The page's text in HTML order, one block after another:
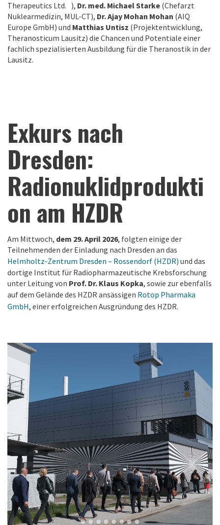
Therapeutics Ltd. ), Dr. med. Michael Starke (Chefarzt
Nuklearmedizin, MUL-CT), Dr. Ajay Mohan Mohan (AIQ
Europe GmbH) und Matthias Untisz (Projektentwicklung,
Theranosticum Lausitz) die Chancen und Potentiale einer
fachlich spezialisierten Ausbildung für die Theranostik in der
Lausitz.
Exkurs nach
Dresden:
Radionuklidprodukti
on am HZDR
Am Mittwoch, dem 29. April 2026, folgten einige der
Teilnehmenden der Einladung nach Dresden an das
Helmholtz-Zentrum Dresden – Rossendorf (HZDR) und das
dortige Institut für Radiopharmazeutische Krebsforschung
unter Leitung von Prof. Dr. Klaus Kopka, sowie zur ebenfalls
auf dem Gelände des HZDR ansässigen Rotop Pharmaka
GmbH, einer erfolgreichen Ausgründung des HZDR.